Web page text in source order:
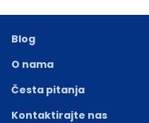
Blog
O nama
Česta pitanja
Kontaktirajte nas